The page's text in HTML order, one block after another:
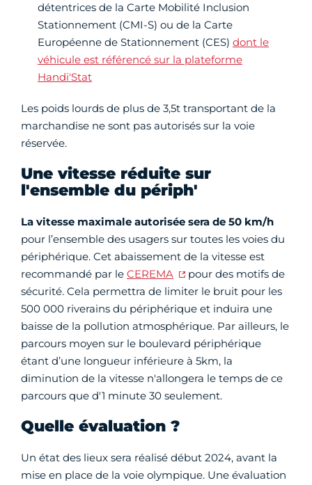
détentrices de la Carte Mobilité Inclusion
Stationnement (CMI-S) ou de la Carte
Européenne de Stationnement (CES) dont le
véhicule est référencé sur la plateforme
Handi'Stat
Les poids lourds de plus de 3,5t transportant de la
marchandise ne sont pas autorisés sur la voie
réservée.
Une vitesse réduite sur
l'ensemble du périph'
La vitesse maximale autorisée sera de 50 km/h
pour l’ensemble des usagers sur toutes les voies du
périphérique. Cet abaissement de la vitesse est
recommandé par le CEREMA
pour des motifs de
sécurité. Cela permettra de limiter le bruit pour les
500 000 riverains du périphérique et induira une
baisse de la pollution atmosphérique. Par ailleurs, le
parcours moyen sur le boulevard périphérique
étant d’une longueur inférieure à 5km, la
diminution de la vitesse n'allongera le temps de ce
parcours que d'1 minute 30 seulement.
Quelle évaluation ?
Un état des lieux sera réalisé début 2024, avant la
mise en place de la voie olympique. Une évaluation